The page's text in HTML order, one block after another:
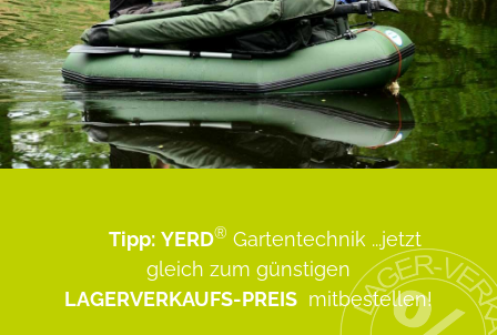
Tipp: YERD® Gartentechnik ...jetzt
gleich zum günstigen
LAGERVERKAUFS-PREIS mitbestellen!